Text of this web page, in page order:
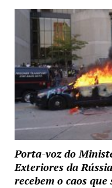
Porta-voz do
Exteriores da
recebem o caos que